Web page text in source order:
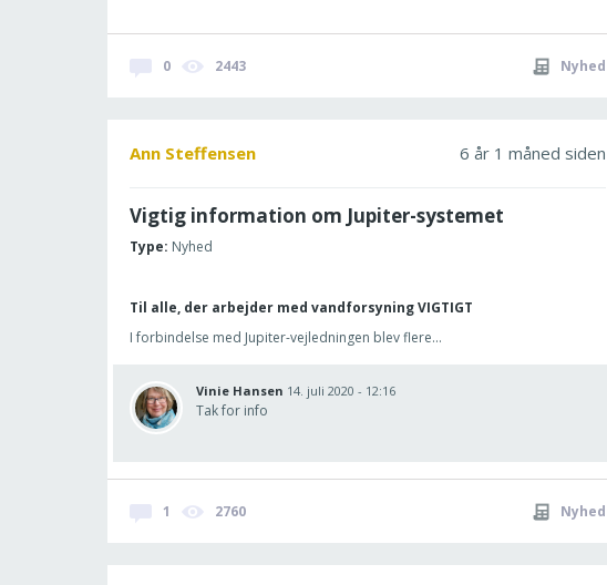
0 2443 Nyhed
6 år 1 måned siden
Ann Steffensen
Vigtig information om Jupiter-systemet
Type: Nyhed
Til alle, der arbejder med vandforsyning VIGTIGT
I forbindelse med Jupiter-vejledningen blev flere...
Vinie Hansen 14. juli 2020 - 12:16
Tak for info
1 2760 Nyhed